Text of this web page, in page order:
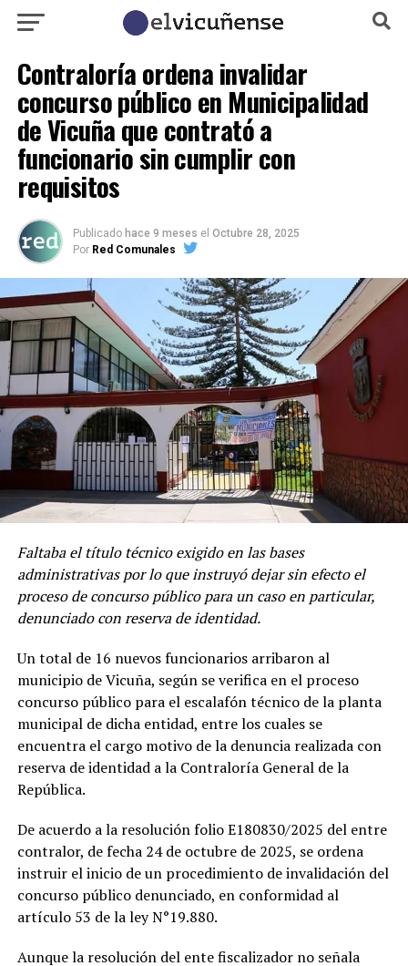
Contraloría ordena invalidar
concurso público en Municipalidad
de Vicuña que contrató a
funcionario sin cumplir con
requisitos
Publicado hace 9 meses el Octubre 28, 2025
Por Red Comunales
Faltaba el título técnico exigido en las bases
administrativas por lo que instruyó dejar sin efecto el
proceso de concurso público para un caso en particular,
denunciado con reserva de identidad.
Un total de 16 nuevos funcionarios arribaron al
municipio de Vicuña, según se verifica en el proceso
concurso público para el escalafón técnico de la planta
municipal de dicha entidad, entre los cuales se
encuentra el cargo motivo de la denuncia realizada con
reserva de identidad a la Contraloría General de la
República.
De acuerdo a la resolución folio E180830/2025 del entre
contralor, de fecha 24 de octubre de 2025, se ordena
instruir el inicio de un procedimiento de invalidación del
concurso público denunciado, en conformidad al
artículo 53 de la ley N°19.880.
Aunque la resolución del ente fiscalizador no señala